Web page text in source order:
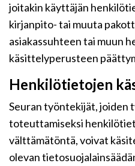
joitakin käyttäjän
kirjanpito- tai muuta
asiakassuhteen tai muun
käsittelyperusteen
Henkilötietojen
Seuran työntekijät, joiden
toteuttamiseksi
välttämätöntä, voivat
olevan